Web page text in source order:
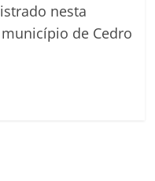
nesta
de Cedro